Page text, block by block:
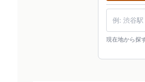
現在地から探